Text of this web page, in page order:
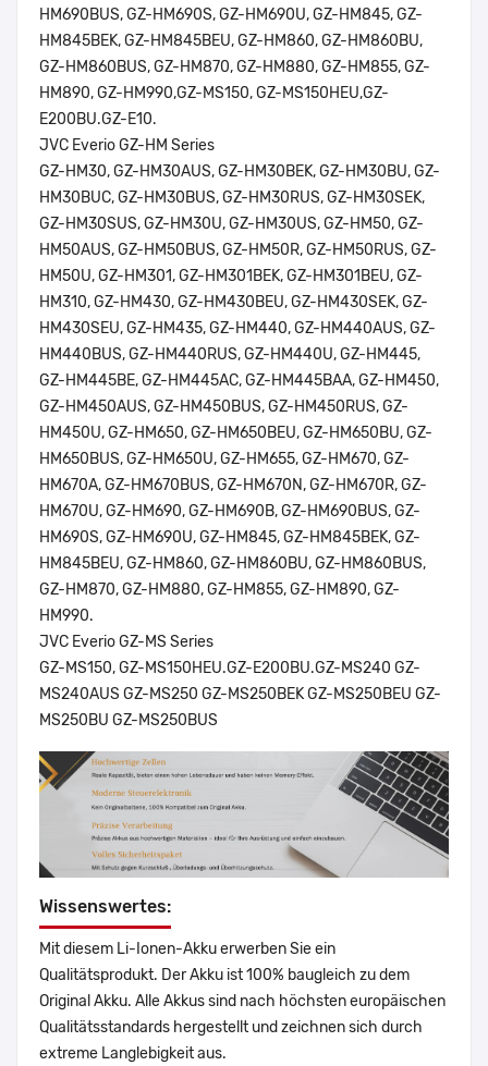
HM690BUS, GZ-HM690S, GZ-HM690U, GZ-HM845, GZ-
HM845BEK, GZ-HM845BEU, GZ-HM860, GZ-HM860BU,
GZ-HM860BUS, GZ-HM870, GZ-HM880, GZ-HM855, GZ-
HM890, GZ-HM990,GZ-MS150, GZ-MS150HEU,GZ-
E200BU.GZ-E10.
JVC Everio GZ-HM Series
GZ-HM30, GZ-HM30AUS, GZ-HM30BEK, GZ-HM30BU, GZ-
HM30BUC, GZ-HM30BUS, GZ-HM30RUS, GZ-HM30SEK,
GZ-HM30SUS, GZ-HM30U, GZ-HM30US, GZ-HM50, GZ-
HM50AUS, GZ-HM50BUS, GZ-HM50R, GZ-HM50RUS, GZ-
HM50U, GZ-HM301, GZ-HM301BEK, GZ-HM301BEU, GZ-
HM310, GZ-HM430, GZ-HM430BEU, GZ-HM430SEK, GZ-
HM430SEU, GZ-HM435, GZ-HM440, GZ-HM440AUS, GZ-
HM440BUS, GZ-HM440RUS, GZ-HM440U, GZ-HM445,
GZ-HM445BE, GZ-HM445AC, GZ-HM445BAA, GZ-HM450,
GZ-HM450AUS, GZ-HM450BUS, GZ-HM450RUS, GZ-
HM450U, GZ-HM650, GZ-HM650BEU, GZ-HM650BU, GZ-
HM650BUS, GZ-HM650U, GZ-HM655, GZ-HM670, GZ-
HM670A, GZ-HM670BUS, GZ-HM670N, GZ-HM670R, GZ-
HM670U, GZ-HM690, GZ-HM690B, GZ-HM690BUS, GZ-
HM690S, GZ-HM690U, GZ-HM845, GZ-HM845BEK, GZ-
HM845BEU, GZ-HM860, GZ-HM860BU, GZ-HM860BUS,
GZ-HM870, GZ-HM880, GZ-HM855, GZ-HM890, GZ-
HM990.
JVC Everio GZ-MS Series
GZ-MS150, GZ-MS150HEU.GZ-E200BU.GZ-MS240 GZ-
MS240AUS GZ-MS250 GZ-MS250BEK GZ-MS250BEU GZ-
MS250BU GZ-MS250BUS
Wissenswertes:
Mit diesem Li-Ionen-Akku erwerben Sie ein
Qualitätsprodukt. Der Akku ist 100% baugleich zu dem
Original Akku. Alle Akkus sind nach höchsten europäischen
Qualitätsstandards hergestellt und zeichnen sich durch
extreme Langlebigkeit aus.